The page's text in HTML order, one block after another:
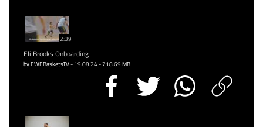
2:39
Eli Brooks Onboarding
by EWEBasketsTV - 19.08.24 - 718.69 MB